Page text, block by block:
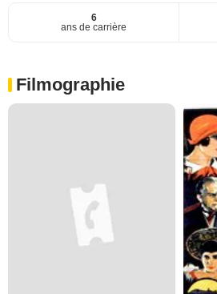
6
ans de carrière
Filmographie